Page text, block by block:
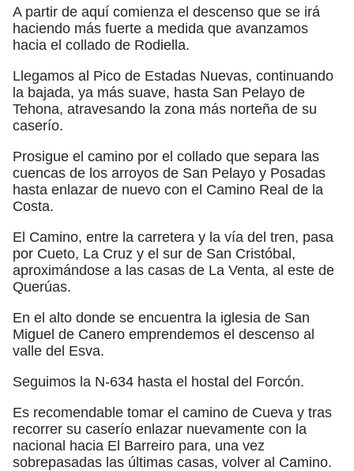
A partir de aquí comienza el descenso que se irá
haciendo más fuerte a medida que avanzamos
hacia el collado de Rodiella.
Llegamos al Pico de Estadas Nuevas, continuando
la bajada, ya más suave, hasta San Pelayo de
Tehona, atravesando la zona más norteña de su
caserío.
Prosigue el camino por el collado que separa las
cuencas de los arroyos de San Pelayo y Posadas
hasta enlazar de nuevo con el Camino Real de la
Costa.
El Camino, entre la carretera y la vía del tren, pasa
por Cueto, La Cruz y el sur de San Cristóbal,
aproximándose a las casas de La Venta, al este de
Querúas.
En el alto donde se encuentra la iglesia de San
Miguel de Canero emprendemos el descenso al
valle del Esva.
Seguimos la N-634 hasta el hostal del Forcón.
Es recomendable tomar el camino de Cueva y tras
recorrer su caserío enlazar nuevamente con la
nacional hacia El Barreiro para, una vez
sobrepasadas las últimas casas, volver al Camino.